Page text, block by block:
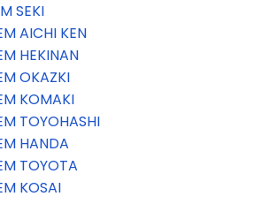
SEKI
AICHI KEN
HEKINAN
OKAZKI
KOMAKI
TOYOHASHI
HANDA
TOYOTA
KOSAI